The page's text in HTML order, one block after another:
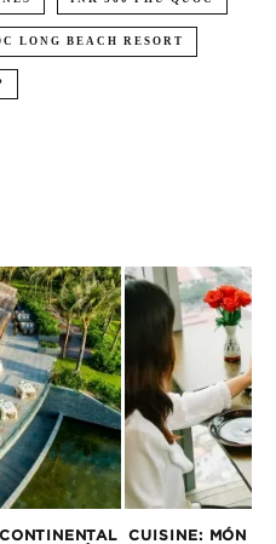
LONG BEACH RESORT
CUISINE: MÓN